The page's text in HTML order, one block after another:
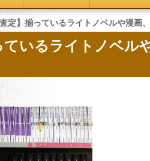
査定】揃っているライトノベルや漫
ているライトノベル